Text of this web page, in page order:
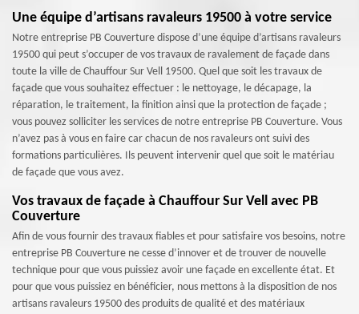
Une équipe d’artisans ravaleurs 19500 à votre service
Notre entreprise PB Couverture dispose d’une équipe d’artisans ravaleurs
19500 qui peut s’occuper de vos travaux de ravalement de façade dans
toute la ville de Chauffour Sur Vell 19500. Quel que soit les travaux de
façade que vous souhaitez effectuer : le nettoyage, le décapage, la
réparation, le traitement, la finition ainsi que la protection de façade ;
vous pouvez solliciter les services de notre entreprise PB Couverture. Vous
n’avez pas à vous en faire car chacun de nos ravaleurs ont suivi des
formations particulières. Ils peuvent intervenir quel que soit le matériau
de façade que vous avez.
Vos travaux de façade à Chauffour Sur Vell avec PB
Couverture
Afin de vous fournir des travaux fiables et pour satisfaire vos besoins, notre
entreprise PB Couverture ne cesse d’innover et de trouver de nouvelle
technique pour que vous puissiez avoir une façade en excellente état. Et
pour que vous puissiez en bénéficier, nous mettons à la disposition de nos
artisans ravaleurs 19500 des produits de qualité et des matériaux